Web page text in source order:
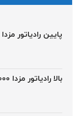
پایین رادیاتور مزدا 2000
بالا رادیاتور مزدا 2000